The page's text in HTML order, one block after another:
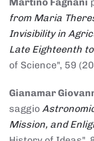
Martino Fagnani
from Maria
Invisibility in
Late Eighteenth
of Science", 59
Gianamar
saggio
Mission, and